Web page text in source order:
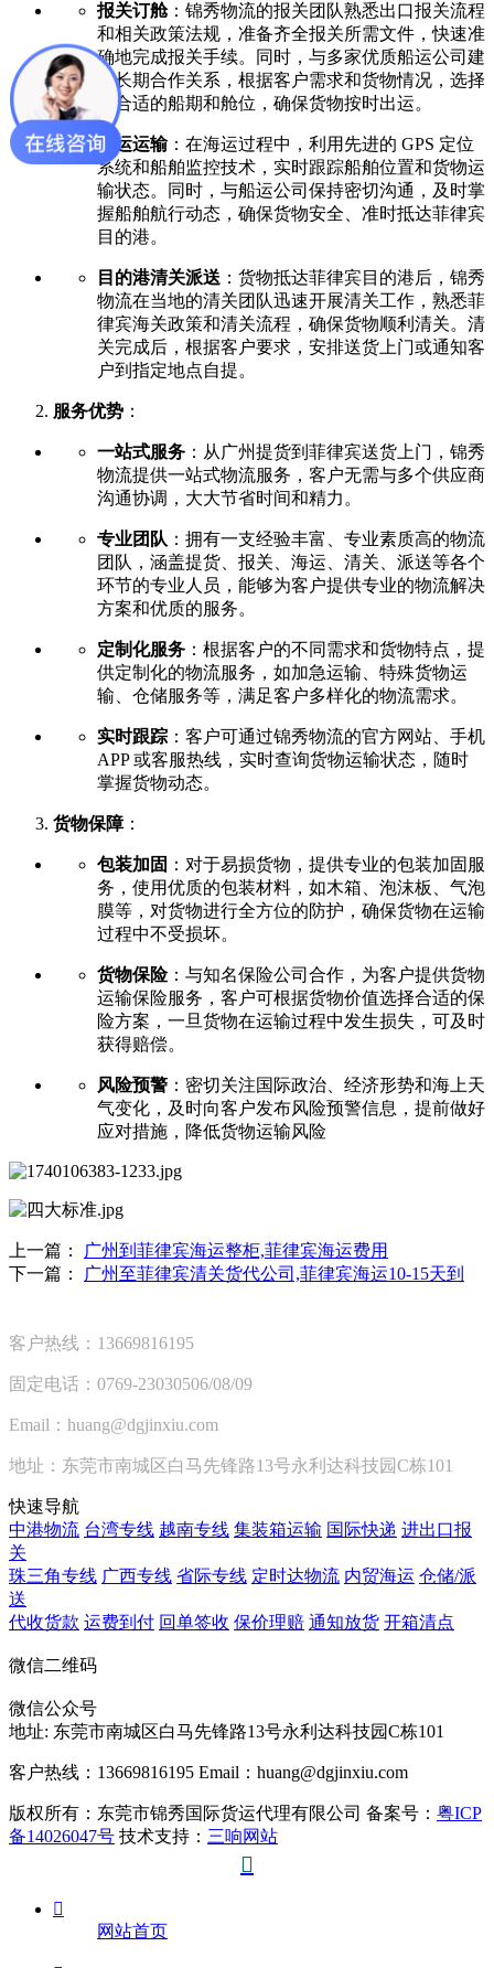
报关订舱：锦秀物流的报关团队熟悉出口报关流程
和相关政策法规，准备齐全报关所需文件，快速准
确地完成报关手续。同时，与多家优质船运公司建
立长期合作关系，根据客户需求和货物情况，选择
最合适的船期和舱位，确保货物按时出运。
海运运输：在海运过程中，利用先进的 GPS 定位
系统和船舶监控技术，实时跟踪船舶位置和货物运
输状态。同时，与船运公司保持密切沟通，及时掌
握船舶航行动态，确保货物安全、准时抵达菲律宾
目的港。
目的港清关派送 ：货物抵达菲律宾目的港后，锦秀
物流在当地的清关团队迅速开展清关工作，熟悉菲
律宾海关政策和清关流程，确保货物顺利清关。清
关完成后，根据客户要求，安排送货上门或通知客
户到指定地点自提。
服务优势 ：
一站式服务 ：从广州提货到菲律宾送货上门，锦秀
物流提供一站式物流服务，客户无需与多个供应商
沟通协调，大大节省时间和精力。
专业团队 ：拥有一支经验丰富、专业素质高的物流
团队，涵盖提货、报关、海运、清关、派送等各个
环节的专业人员，能够为客户提供专业的物流解决
方案和优质的服务。
定制化服务 ：根据客户的不同需求和货物特点，提
供定制化的物流服务，如加急运输、特殊货物运
输、仓储服务等，满足客户多样化的物流需求。
实时跟踪 ：客户可通过锦秀物流的官方网站、手机
APP 或客服热线，实时查询货物运输状态，随时
掌握货物动态。
货物保障：
包装加固 ：对于易损货物，提供专业的包装加固服
务，使用优质的包装材料，如木箱、泡沫板、气泡
膜等，对货物进行全方位的防护，确保货物在运输
过程中不受损坏。
货物保险：与知名保险公司合作，为客户提供货物
运输保险服务，客户可根据货物价值选择合适的保
险方案，一旦货物在运输过程中发生损失，可及时
获得赔偿。
风险预警 ：密切关注国际政治、经济形势和海上天
气变化，及时向客户发布风险预警信息，提前做好
应对措施，降低货物运输风险
上一篇：
广州到菲律宾海运整柜,菲律宾海运费用
下一篇：
广州至菲律宾清关货代公司,菲律宾海运10-15天到
客户热线：13669816195
固定电话：0769-23030506/08/09
Email：huang@dgjinxiu.com
地址：东莞市南城区白马先锋路13号永利达科技园C栋101
快速导航
中港物流 台湾专线 越南专线 集装箱运输 国际快递 进出口报
关
珠三角专线 广西专线 省际专线 定时达物流 内贸海运 仓储/派
送
代收货款 运费到付 回单签收 保价理赔 通知放货 开箱清点
微信二维码
微信公众号
地址: 东莞市南城区白马先锋路13号永利达科技园C栋101
客户热线：13669816195 Email：huang@dgjinxiu.com
版权所有：东莞市锦秀国际货运代理有限公司 备案号： 粤ICP
备14026047号 技术支持： 三响网站


网站首页